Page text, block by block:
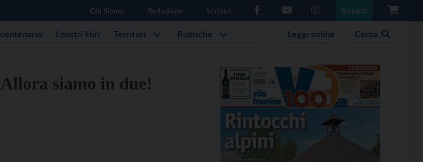
Chi Siamo Redazione Scrivici Accedi
I nostri libri Territori Rubriche Leggi online Cerca
siamo in due!